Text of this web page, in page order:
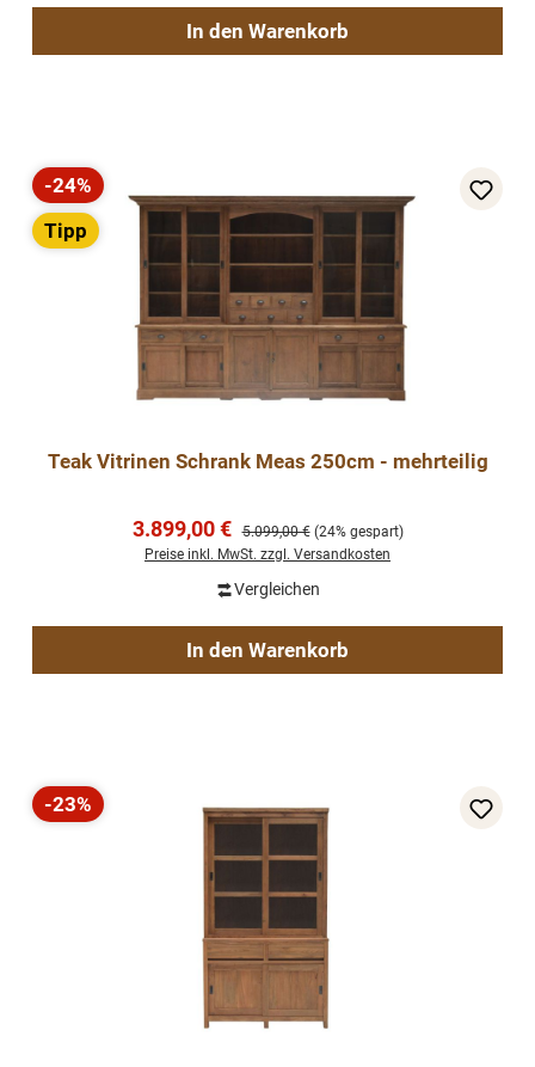
In den Warenkorb
Rabatt
-24%
Tipp
Teak Vitrinen Schrank Meas 250cm - mehrteilig
Verkaufspreis:
3.899,00 € Regulärer Preis:
5.099,00 € (24% gespart)
Preise inkl. MwSt. zzgl. Versandkosten
Vergleichen
In den Warenkorb
Rabatt
-23%